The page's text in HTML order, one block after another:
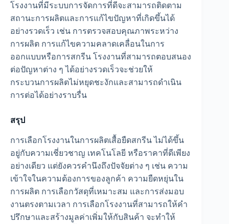
โรงงานที่มีระบบการจัดการที่ดีจะสามารถติดตาม
สถานะการผลิตและการแก้ไขปัญหาที่เกิดขึ้นได้
อย่างรวดเร็ว เช่น การตรวจสอบคุณภาพระหว่าง
การผลิต การแก้ไขความคลาดเคลื่อนในการ
ออกแบบหรือการสกรีน โรงงานที่สามารถตอบสนอง
ต่อปัญหาต่าง ๆ ได้อย่างรวดเร็วจะช่วยให้
กระบวนการผลิตไม่หยุดชะงักและสามารถดำเนิน
การต่อได้อย่างราบรื่น
สรุป
การเลือกโรงงานในการผลิตเสื้อยืดสกรีน ไม่ได้ขึ้น
อยู่กับความเชี่ยวชาญ เทคโนโลยี หรือราคาที่ดีเพียง
อย่างเดียว แต่ยังควรคำนึงถึงปัจจัยต่าง ๆ เช่น ความ
เข้าใจในความต้องการของลูกค้า ความยืดหยุ่นใน
การผลิต การเลือกวัสดุที่เหมาะสม และการส่งมอบ
งานตรงตามเวลา การเลือกโรงงานที่สามารถให้คำ
ปรึกษาและสร้างมูลค่าเพิ่มให้กับสินค้า จะทำให้